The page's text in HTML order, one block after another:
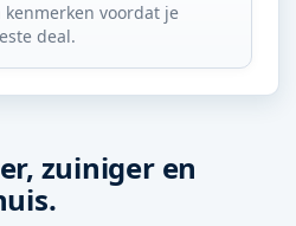
voordat je
deal.
zuiniger en